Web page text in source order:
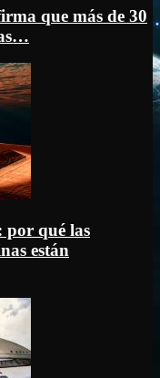
que más de 30
por qué las
están